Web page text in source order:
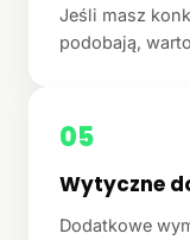
Jeśli masz
podobają,
05
Wytyczne
Dodatkowe